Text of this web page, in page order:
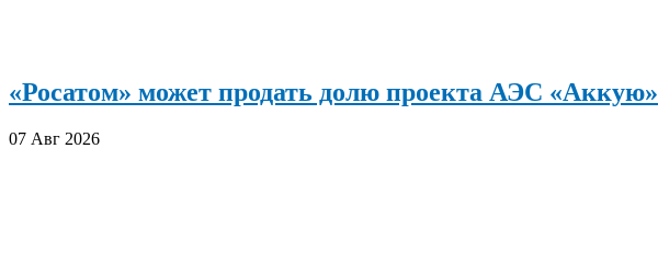
«Росатом» может продать долю проекта АЭС «Аккую»
07 Авг 2026